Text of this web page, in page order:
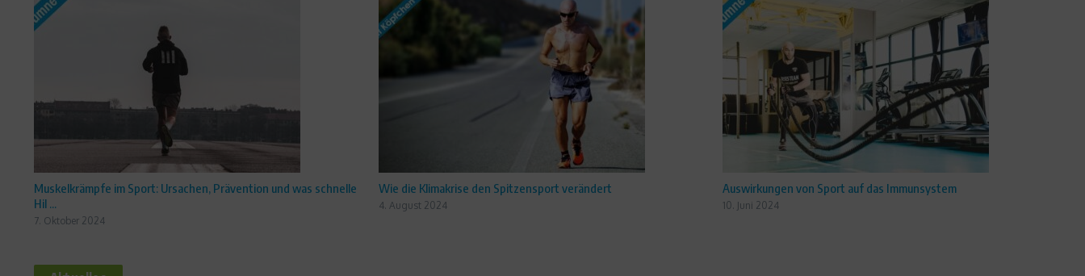
Muskelkrämpfe im Sport: Ursachen, Prävention und was schnelle
Hil ...
7. Oktober 2024
Wie die Klimakrise den Spitzensport verändert
4. August 2024
Auswirkungen von Sport auf das Immunsystem
10. Juni 2024